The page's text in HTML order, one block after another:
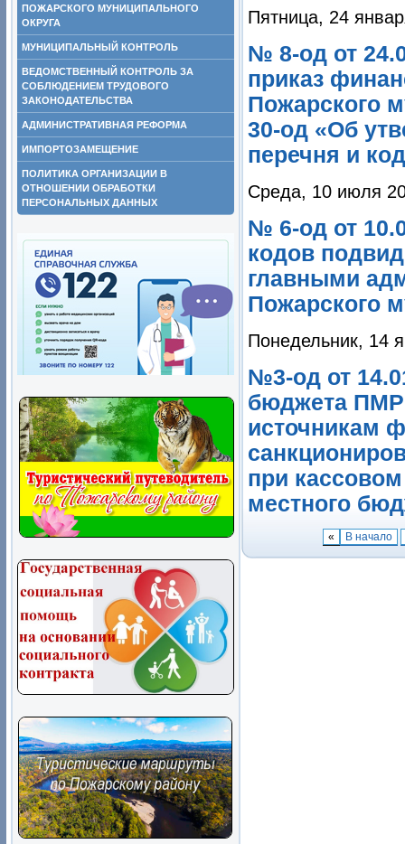
ПОЖАРСКОГО МУНИЦИПАЛЬНОГО
ОКРУГА
МУНИЦИПАЛЬНЫЙ КОНТРОЛЬ
ВЕДОМСТВЕННЫЙ КОНТРОЛЬ ЗА
СОБЛЮДЕНИЕМ ТРУДОВОГО
ЗАКОНОДАТЕЛЬСТВА
АДМИНИСТРАТИВНАЯ РЕФОРМА
ИМПОРТОЗАМЕЩЕНИЕ
ПОЛИТИКА ОРГАНИЗАЦИИ В
ОТНОШЕНИИ ОБРАБОТКИ
ПЕРСОНАЛЬНЫХ ДАННЫХ
Пятница, 24
№ 8-од от
приказ
Пожарского
30-од «Об
перечня и
Среда, 10 июля
№ 6-од от
кодов
главными
Пожарского
Понедельник, 14
№3-од от
бюджета ПМР
источникам
при
местного
« В начало